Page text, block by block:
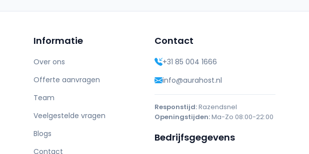
Informatie
Over ons
Offerte aanvragen
Team
Veelgestelde vragen
Blogs
Contact
Contact
+31 85 004 1666
info@aurahost.nl
Responstijd:Razendsnel
Openingstijden:Ma-Zo 08:00-22:00
Bedrijfsgegevens